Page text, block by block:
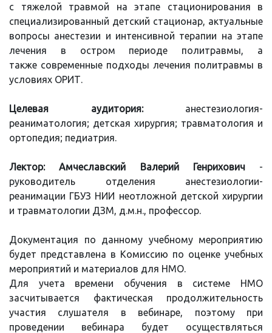
с тяжелой травмой на этапе стационирования в
специализированный детский стационар, актуальные
вопросы анестезии и интенсивной терапии на этапе
лечения в остром периоде политравмы, а
также современные подходы лечения политравмы в
условиях ОРИТ.
Целевая аудитория:анестезиология-
реаниматология; детская хирургия; травматология и
ортопедия; педиатрия.
Лектор: Амчеславский Валерий Генрихович-
руководитель отделения анестезиологии-
реанимации ГБУЗ НИИ неотложной детской хирургии
и травматологии ДЗМ, д.м.н., профессор.
Документация по данному учебному мероприятию
будет представлена в Комиссию по оценке учебных
мероприятий и материалов для НМО.
Для учета времени обучения в системе НМО
засчитывается фактическая продолжительность
участия слушателя в вебинаре, поэтому при
проведении вебинара будет осуществляться